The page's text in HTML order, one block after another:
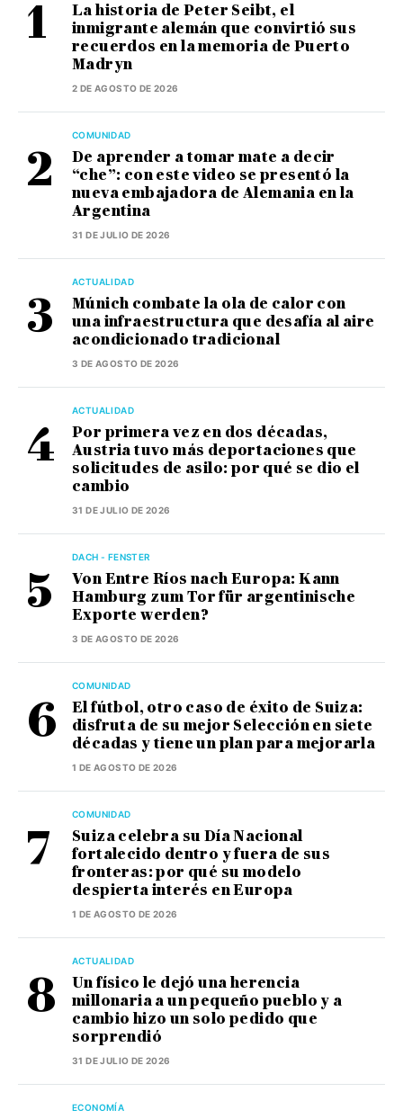
La historia de Peter Seibt, el
inmigrante alemán que convirtió sus
recuerdos en la memoria de Puerto
Madryn
2 DE AGOSTO DE 2026
COMUNIDAD
De aprender a tomar mate a decir
“che”: con este video se presentó la
nueva embajadora de Alemania en la
Argentina
31 DE JULIO DE 2026
ACTUALIDAD
Múnich combate la ola de calor con
una infraestructura que desafía al aire
acondicionado tradicional
3 DE AGOSTO DE 2026
ACTUALIDAD
Por primera vez en dos décadas,
Austria tuvo más deportaciones que
solicitudes de asilo: por qué se dio el
cambio
31 DE JULIO DE 2026
DACH - FENSTER
Von Entre Ríos nach Europa: Kann
Hamburg zum Tor für argentinische
Exporte werden?
3 DE AGOSTO DE 2026
COMUNIDAD
El fútbol, otro caso de éxito de Suiza:
disfruta de su mejor Selección en siete
décadas y tiene un plan para mejorarla
1 DE AGOSTO DE 2026
COMUNIDAD
Suiza celebra su Día Nacional
fortalecido dentro y fuera de sus
fronteras: por qué su modelo
despierta interés en Europa
1 DE AGOSTO DE 2026
ACTUALIDAD
Un físico le dejó una herencia
millonaria a un pequeño pueblo y a
cambio hizo un solo pedido que
sorprendió
31 DE JULIO DE 2026
ECONOMÍA